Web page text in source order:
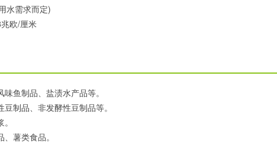
水需求而定)
欧/厘米
鱼制品、盐渍水产品等。
制品、非发酵性豆制品等。
薯类食品。